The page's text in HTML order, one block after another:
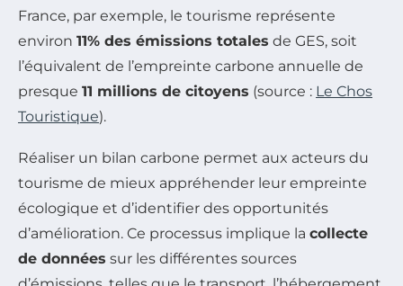
France, par exemple, le tourisme représente
environ 11% des émissions totales de GES, soit
l’équivalent de l’empreinte carbone annuelle de
presque 11 millions de citoyens (source : Le Chos
Touristique).
Réaliser un bilan carbone permet aux acteurs du
tourisme de mieux appréhender leur empreinte
écologique et d’identifier des opportunités
d’amélioration. Ce processus implique la collecte
de données sur les différentes sources